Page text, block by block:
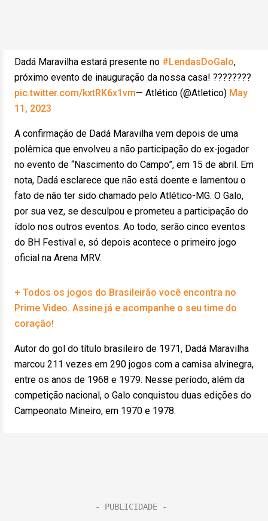
Dadá Maravilha estará presente no #LendasDoGalo,
próximo evento de inauguração da nossa casa! ????????
pic.twitter.com/kxtRK6x1vm— Atlético (@Atletico) May
11, 2023
A confirmação de Dadá Maravilha vem depois de uma
polêmica que envolveu a não participação do ex-jogador
no evento de “Nascimento do Campo”, em 15 de abril. Em
nota, Dadá esclarece que não está doente e lamentou o
fato de não ter sido chamado pelo Atlético-MG. O Galo,
por sua vez, se desculpou e prometeu a participação do
ídolo nos outros eventos. Ao todo, serão cinco eventos
do BH Festival e, só depois acontece o primeiro jogo
oficial na Arena MRV.
+ Todos os jogos do Brasileirão você encontra no
Prime Video. Assine já e acompanhe o seu time do
coração!
Autor do gol do título brasileiro de 1971, Dadá Maravilha
marcou 211 vezes em 290 jogos com a camisa alvinegra,
entre os anos de 1968 e 1979. Nesse período, além da
competição nacional, o Galo conquistou duas edições do
Campeonato Mineiro, em 1970 e 1978.